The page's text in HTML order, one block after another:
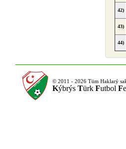
42)
43)
44)
© 2011 - 2026 Tüm Haklarý
Kýbrýs Türk Futbol F